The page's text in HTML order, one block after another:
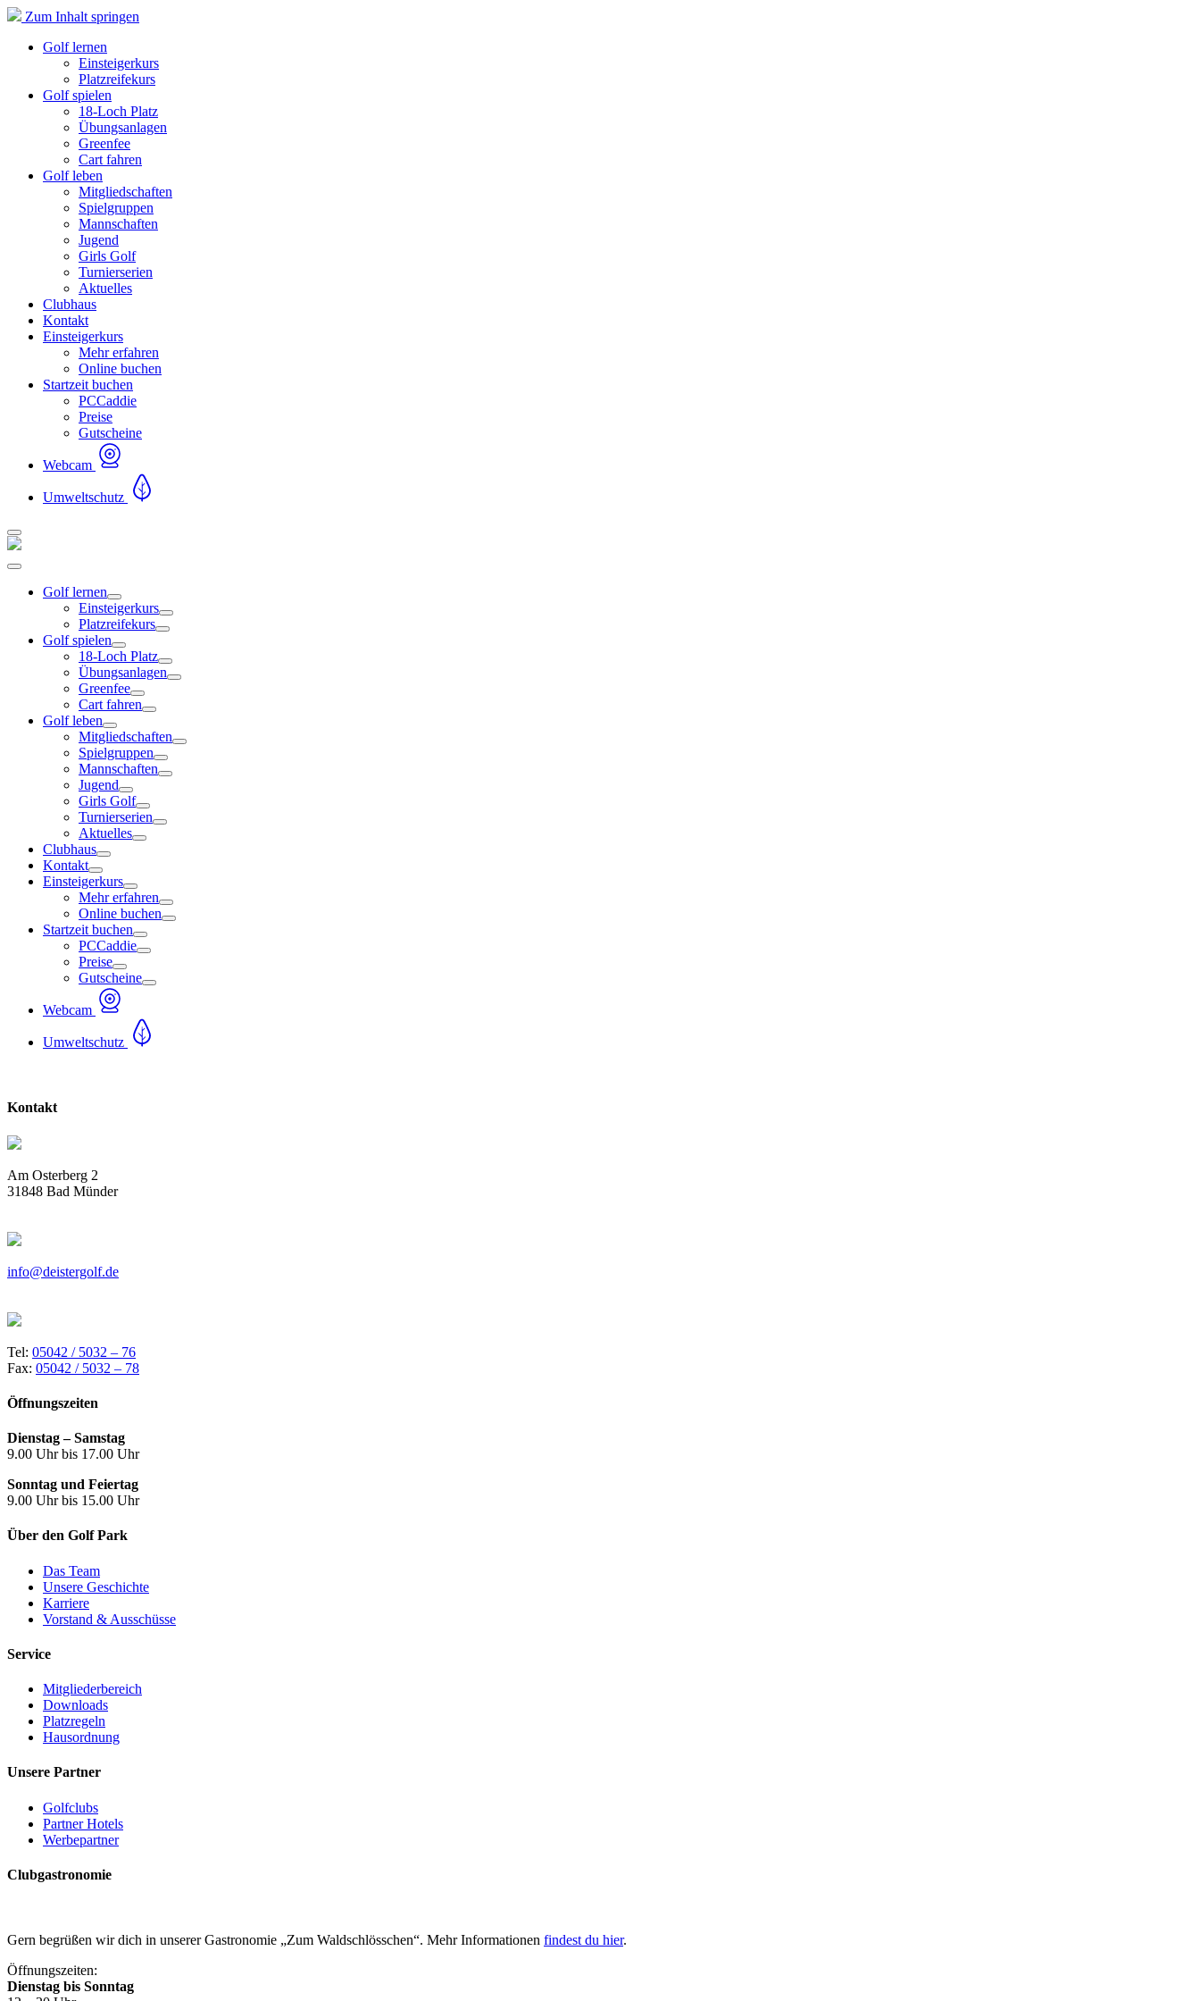
Zum Inhalt springen
Golf lernen
Einsteigerkurs
Platzreifekurs
Golf spielen
18-Loch Platz
Übungsanlagen
Greenfee
Cart fahren
Golf leben
Mitgliedschaften
Spielgruppen
Mannschaften
Jugend
Girls Golf
Turnierserien
Aktuelles
Clubhaus
Kontakt
Einsteigerkurs
Mehr erfahren
Online buchen
Startzeit buchen
PCCaddie
Preise
Gutscheine
Webcam
Umweltschutz
Golf lernen
Einsteigerkurs
Platzreifekurs
Golf spielen
18-Loch Platz
Übungsanlagen
Greenfee
Cart fahren
Golf leben
Mitgliedschaften
Spielgruppen
Mannschaften
Jugend
Girls Golf
Turnierserien
Aktuelles
Clubhaus
Kontakt
Einsteigerkurs
Mehr erfahren
Online buchen
Startzeit buchen
PCCaddie
Preise
Gutscheine
Webcam
Umweltschutz
Kontakt
Am Osterberg 2
31848 Bad Münder
info@deistergolf.de
Tel: 05042 / 5032 – 76
Fax: 05042 / 5032 – 78
Öffnungszeiten
Dienstag – Samstag
9.00 Uhr bis 17.00 Uhr
Sonntag und Feiertag
9.00 Uhr bis 15.00 Uhr
Über den Golf Park
Das Team
Unsere Geschichte
Karriere
Vorstand & Ausschüsse
Service
Mitgliederbereich
Downloads
Platzregeln
Hausordnung
Unsere Partner
Golfclubs
Partner Hotels
Werbepartner
Clubgastronomie
Gern begrüßen wir dich in unserer Gastronomie „Zum Waldschlösschen“. Mehr Informationen findest du hier.
Öffnungszeiten:
Dienstag bis Sonntag